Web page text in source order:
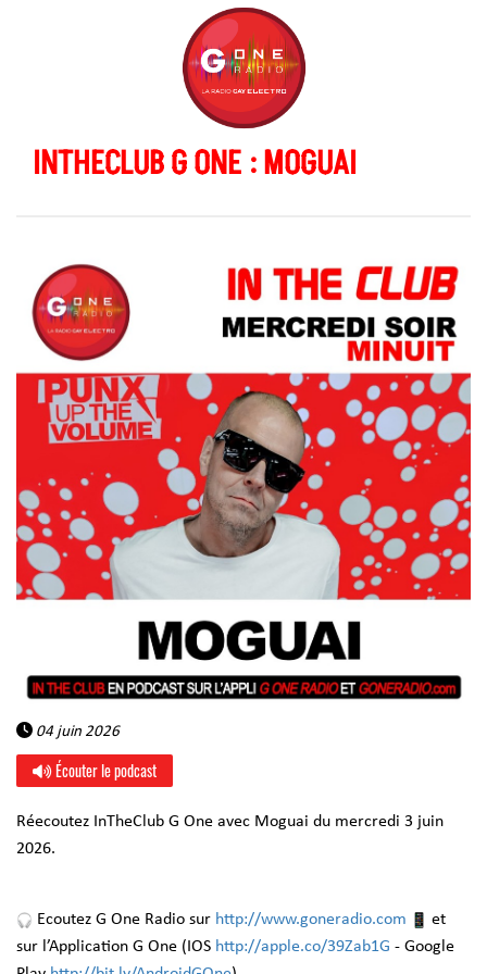
INTHECLUB G ONE : MOGUAI
04 juin 2026
Écouter le podcast
Réecoutez InTheClub G One avec Moguai du mercredi 3 juin
2026.
Ecoutez G One Radio sur http://www.goneradio.com
et
sur l’Application G One (IOS http://apple.co/39Zab1G - Google